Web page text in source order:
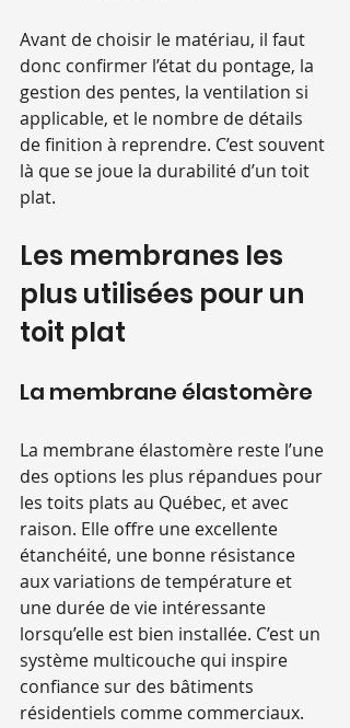
Avant de choisir le matériau, il faut
donc confirmer l’état du pontage, la
gestion des pentes, la ventilation si
applicable, et le nombre de détails
de finition à reprendre. C’est souvent
là que se joue la durabilité d’un toit
plat.
Les membranes les
plus utilisées pour un
toit plat
La membrane élastomère
La membrane élastomère reste l’une
des options les plus répandues pour
les toits plats au Québec, et avec
raison. Elle offre une excellente
étanchéité, une bonne résistance
aux variations de température et
une durée de vie intéressante
lorsqu’elle est bien installée. C’est un
système multicouche qui inspire
confiance sur des bâtiments
résidentiels comme commerciaux.